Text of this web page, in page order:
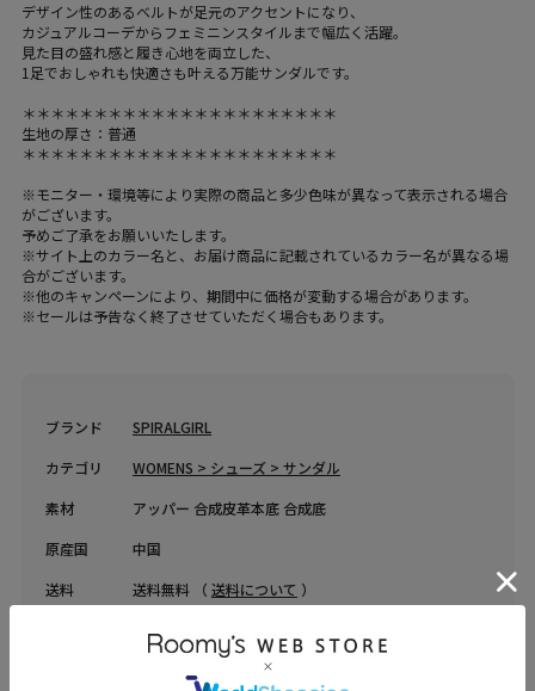
デザイン性のあるベルトが足元のアクセントになり、
カジュアルコーデからフェミニンスタイルまで幅広く活躍。
見た目の盛れ感と履き心地を両立した、
1足でおしゃれも快適さも叶える万能サンダルです。
＊＊＊＊＊＊＊＊＊＊＊＊＊＊＊＊＊＊＊＊＊＊
生地の厚さ：普通
＊＊＊＊＊＊＊＊＊＊＊＊＊＊＊＊＊＊＊＊＊＊
※モニター・環境等により実際の商品と多少色味が異なって表示される場合
がございます。
予めご了承をお願いいたします。
※サイト上のカラー名と、お届け商品に記載されているカラー名が異なる場
合がございます。
※他のキャンペーンにより、期間中に価格が変動する場合があります。
※セールは予告なく終了させていただく場合もあります。
ブランド
SPIRALGIRL
カテゴリ
WOMENS > シューズ > サンダル
素材
アッパー 合成皮革本底 合成底
原産国
中国
送料
送料無料 （ 送料について ）
返品特約
ベルトデザイン厚底サンダル